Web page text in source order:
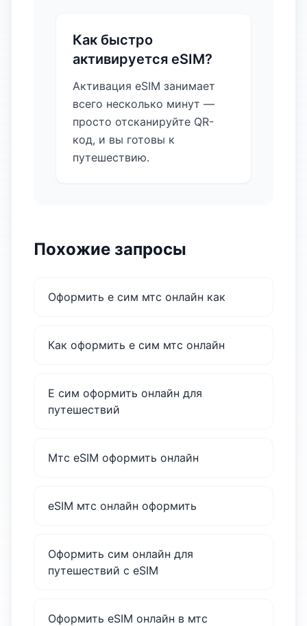
Как быстро
активируется eSIM?
Активация eSIM занимает
всего несколько минут —
просто отсканируйте QR-
код, и вы готовы к
путешествию.
Похожие запросы
Оформить е сим мтс онлайн как
Как оформить е сим мтс онлайн
Е сим оформить онлайн для
путешествий
Мтс eSIM оформить онлайн
eSIM мтс онлайн оформить
Оформить сим онлайн для
путешествий с eSIM
Оформить eSIM онлайн в мтс